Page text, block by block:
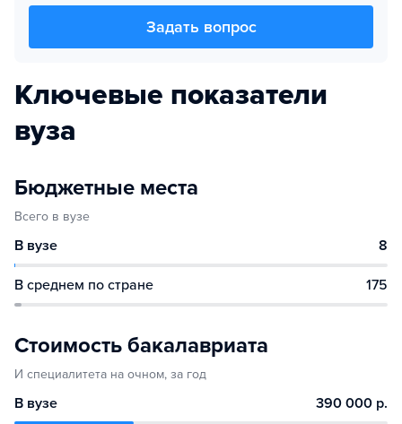
Задать вопрос
Ключевые показатели
вуза
Бюджетные места
Всего в вузе
В вузе 8
В среднем по стране 175
Стоимость бакалавриата
И специалитета на очном, за год
В вузе 390 000 р.